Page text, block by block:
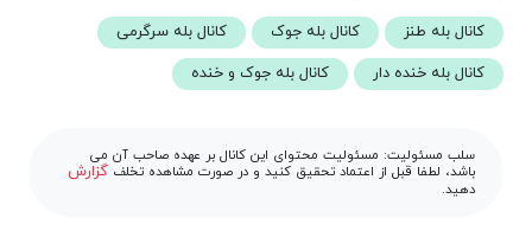
کانال بله طنز کانال بله جوک
کانال بله سرگرمی
کانال بله خنده دار
کانال بله جوک و خنده
سلب مسئولیت: مسئولیت محتوای این کانال بر عهده صاحب آن می
باشد، لطفا قبل از اعتماد تحقیق کنید و در صورت مشاهده تخلف گزارش
دهید.